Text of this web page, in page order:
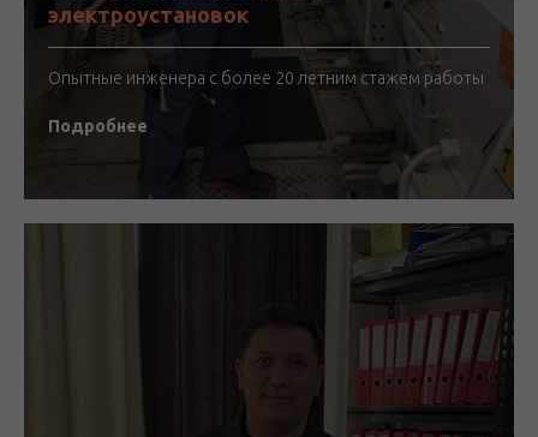
электроустановок
Опытные инженера с более 20 летним стажем работы
Подробнее